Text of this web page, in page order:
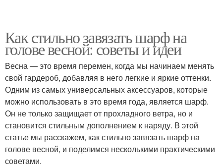
Как стильно завязать шарф на
голове весной: советы и идеи
Весна — это время перемен, когда мы начинаем менять
свой гардероб, добавляя в него легкие и яркие оттенки.
Одним из самых универсальных аксессуаров, которые
можно использовать в это время года, является шарф.
Он не только защищает от прохладного ветра, но и
становится стильным дополнением к наряду. В этой
статье мы расскажем, как стильно завязать шарф на
голове весной, и поделимся несколькими практическими
советами.